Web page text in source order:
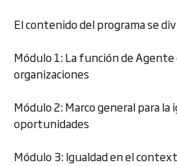
El contenido del programa se
Módulo 1: La función de Agente
organizaciones
Módulo 2: Marco general para
oportunidades
Módulo 3: Igualdad en el